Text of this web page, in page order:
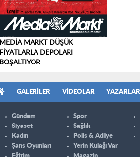
MEDİA MARKT DÜŞÜK
FİYATLARLA DEPOLARI
BOŞALTIYOR
GALERILER VIDEOLAR YAZARLAR
Gündem
Siyaset
Kadın
Şans Oyunları
Eğitim
Spor
Sağlık
Polis & Adliye
Yerin Kulağı Var
Magazin